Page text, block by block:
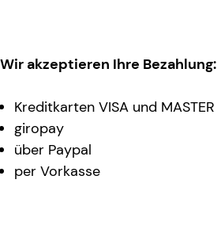
Wir akzeptieren Ihre Bezahlung:
Kreditkarten VISA und MASTER
giropay
über Paypal
per Vorkasse